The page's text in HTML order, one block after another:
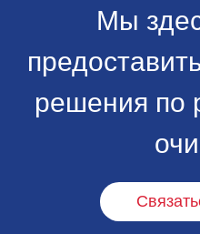
биологических
Мы
решения по